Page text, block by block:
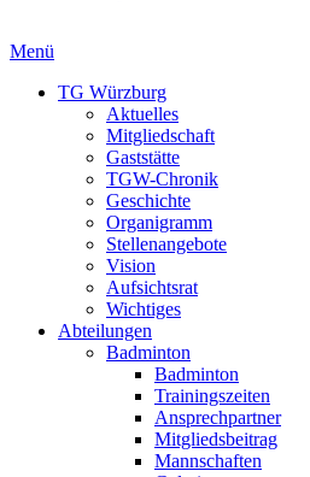
Menü
TG Würzburg
Aktuelles
Mitgliedschaft
Gaststätte
TGW-Chronik
Geschichte
Organigramm
Stellenangebote
Vision
Aufsichtsrat
Wichtiges
Abteilungen
Badminton
Badminton
Trainingszeiten
Ansprechpartner
Mitgliedsbeitrag
Mannschaften